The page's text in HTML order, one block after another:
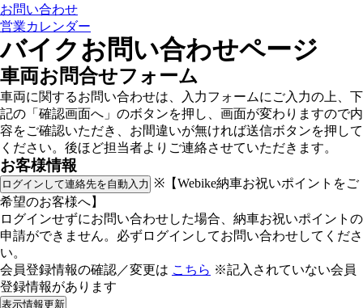
お問い合わせ
営業カレンダー
バイクお問い合わせページ
車両お問合せフォーム
車両に関するお問い合わせは、入力フォームにご入力の上、下
記の「確認画面へ」のボタンを押し、画面が変わりますので内
容をご確認いただき、お間違いが無ければ送信ボタンを押して
ください。後ほど担当者よりご連絡させていただきます。
お客様情報
ログインして連絡先を自動入力 ※【Webike納車お祝いポイントをご
希望のお客様へ】
ログインせずにお問い合わせした場合、納車お祝いポイントの
申請ができません。必ずログインしてお問い合わせしてくださ
い。
会員登録情報の確認／変更は こちら ※記入されていない会員
登録情報があります
表示情報更新